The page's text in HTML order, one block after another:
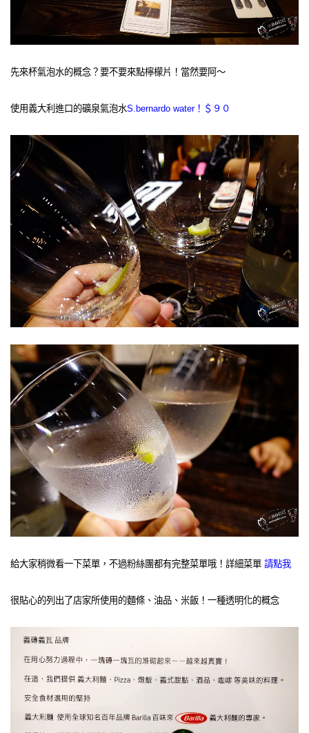
先來杯氣泡水的概念？要不要來點檸檬片！當然要阿～
使用義大利進口的礦泉氣泡水S.bernardo water！＄９０
給大家稍微看一下菜單，不過粉絲團都有完整菜單哦！詳細菜單 請點我
很貼心的列出了店家所使用的麵條、油品、米飯！一種透明化的概念